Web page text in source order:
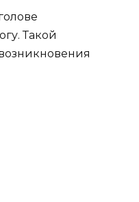
Такой